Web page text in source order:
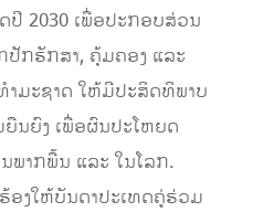
ປີ 2030 ເພື່ອປະກອບສ່ວນ
ປັກຮັກສາ, ຄຸ້ມຄອງ ແລະ
ຳມະຊາດ ໃຫ້ມີປະສິດທິພາບ
ນຍົງ ເພື່ອຜົນປະໂຫຍດ
ພາກພື້ນ ແລະ ໃນໂລກ.
ອງໃຫ້ບັນດາປະເທດຄູ່ຮ່ວມ